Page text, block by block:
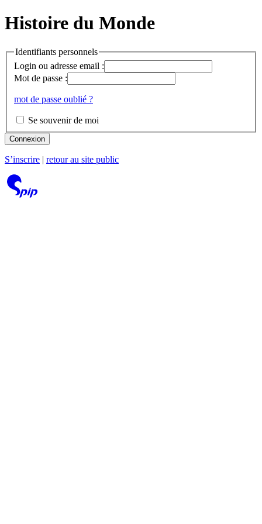
Histoire du Monde
Identifiants personnels
Login ou adresse email :
Mot de passe :
mot de passe oublié ?
Se souvenir de moi
Connexion
S’inscrire retour au site public